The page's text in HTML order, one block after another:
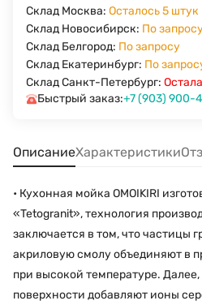
Склад Москва: Осталось 5 штук
Склад Новосибирск: По
Склад Белгород: По запросу
Склад Екатеринбург: По
Склад Санкт-Петербург:
Быстрый заказ:+7 (903) 900-
ОписаниеХарактеристики
• Кухонная мойка OMOIKIRI
«Tetogranit», технология
заключается в том, что частицы
акриловую смолу объединяют в
при высокой температуре.
поверхности добавляют ионы